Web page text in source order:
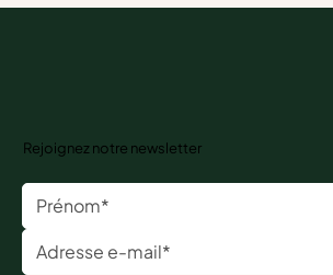
Rejoignez notre newsletter